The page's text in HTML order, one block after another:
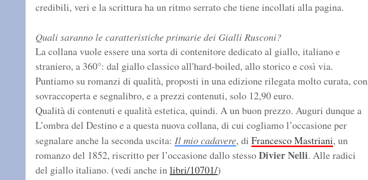
credibili, veri e la scrittura ha un ritmo serrato che tiene incollati alla pagina.
Quali saranno le caratteristiche primarie dei Gialli Rusconi?
La collana vuole essere una sorta di contenitore dedicato al giallo, italiano e
straniero, a 360°: dal giallo classico all'hard-boiled, allo storico e così via.
Puntiamo su romanzi di qualità, proposti in una edizione rilegata molto curata, con
sovraccoperta e segnalibro, e a prezzi contenuti, solo 12,90 euro.
Qualità di contenuti e qualità estetica, quindi. A un buon prezzo. Auguri dunque a
L’ombra del Destino e a questa nuova collana, di cui cogliamo l’occasione per
segnalare anche la seconda uscita: Il mio cadavere, di Francesco Mastriani, un
romanzo del 1852, riscritto per l’occasione dallo stessoDivier Nelli. Alle radici
del giallo italiano. (vedi anche inlibri/10701/)